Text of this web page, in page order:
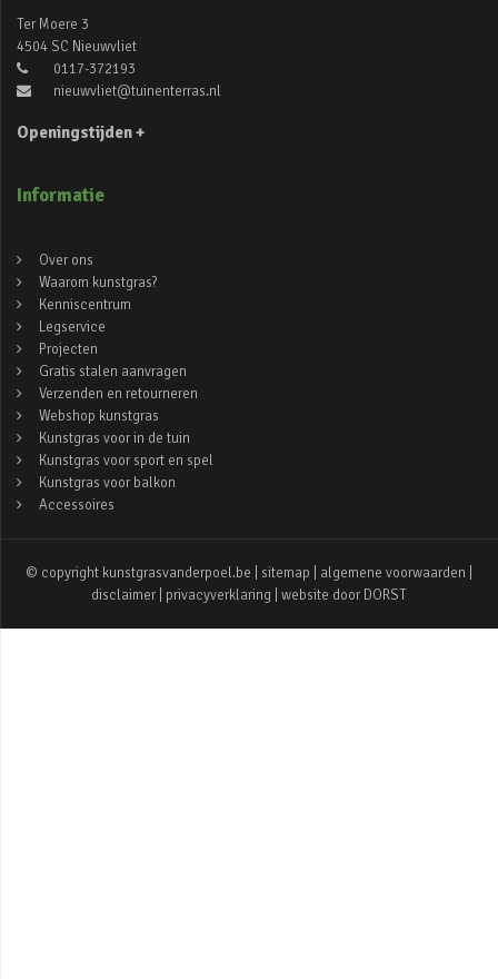
Ter Moere 3
4504 SC Nieuwvliet
0117-372193
nieuwvliet@tuinenterras.nl
Openingstijden +
Informatie
Over ons
Waarom kunstgras?
Kenniscentrum
Legservice
Projecten
Gratis stalen aanvragen
Verzenden en retourneren
Webshop kunstgras
Kunstgras voor in de tuin
Kunstgras voor sport en spel
Kunstgras voor balkon
Accessoires
© copyright kunstgrasvanderpoel.be | sitemap algemene voorwaarden
disclaimer
privacyverklaring | website door DORST